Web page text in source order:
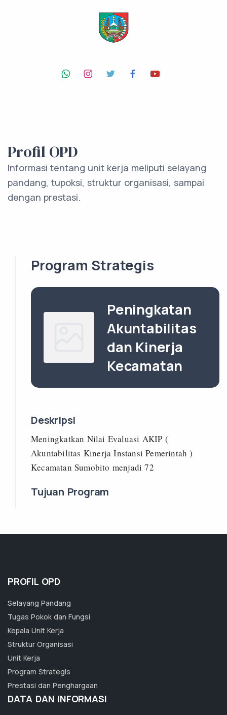
Profil OPD
Informasi tentang unit kerja meliputi selayang
pandang, tupoksi, struktur organisasi, sampai
dengan prestasi.
Program Strategis
Peningkatan
Akuntabilitas
dan Kinerja
Kecamatan
Deskripsi
Meningkatkan Nilai Evaluasi AKIP (
Akuntabilitas Kinerja Instansi Pemerintah )
Kecamatan Sumobito menjadi 72
Tujuan Program
PROFIL OPD
Selayang Pandang
Tugas Pokok dan Fungsi
Kepala Unit Kerja
Struktur Organisasi
Unit Kerja
Program Strategis
Prestasi dan Penghargaan
DATA DAN INFORMASI